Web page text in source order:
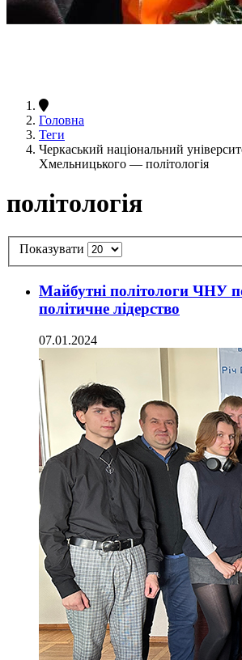
Головна
Теги
Черкаський національний
Хмельницького — політологія
політологія
Показувати
Майбутні політологи ЧНУ
політичне лідерство
07.01.2024